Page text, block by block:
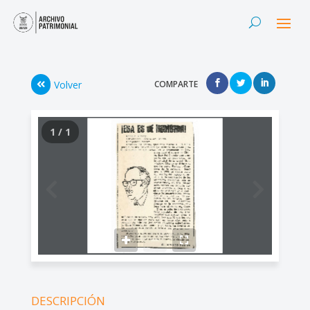
Volver COMPARTE
1 / 1
DESCRIPCIÓN